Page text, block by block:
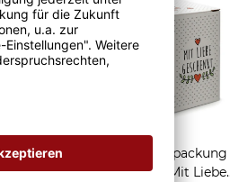
Geschenkverpackung
für Tassen - Mit Liebe